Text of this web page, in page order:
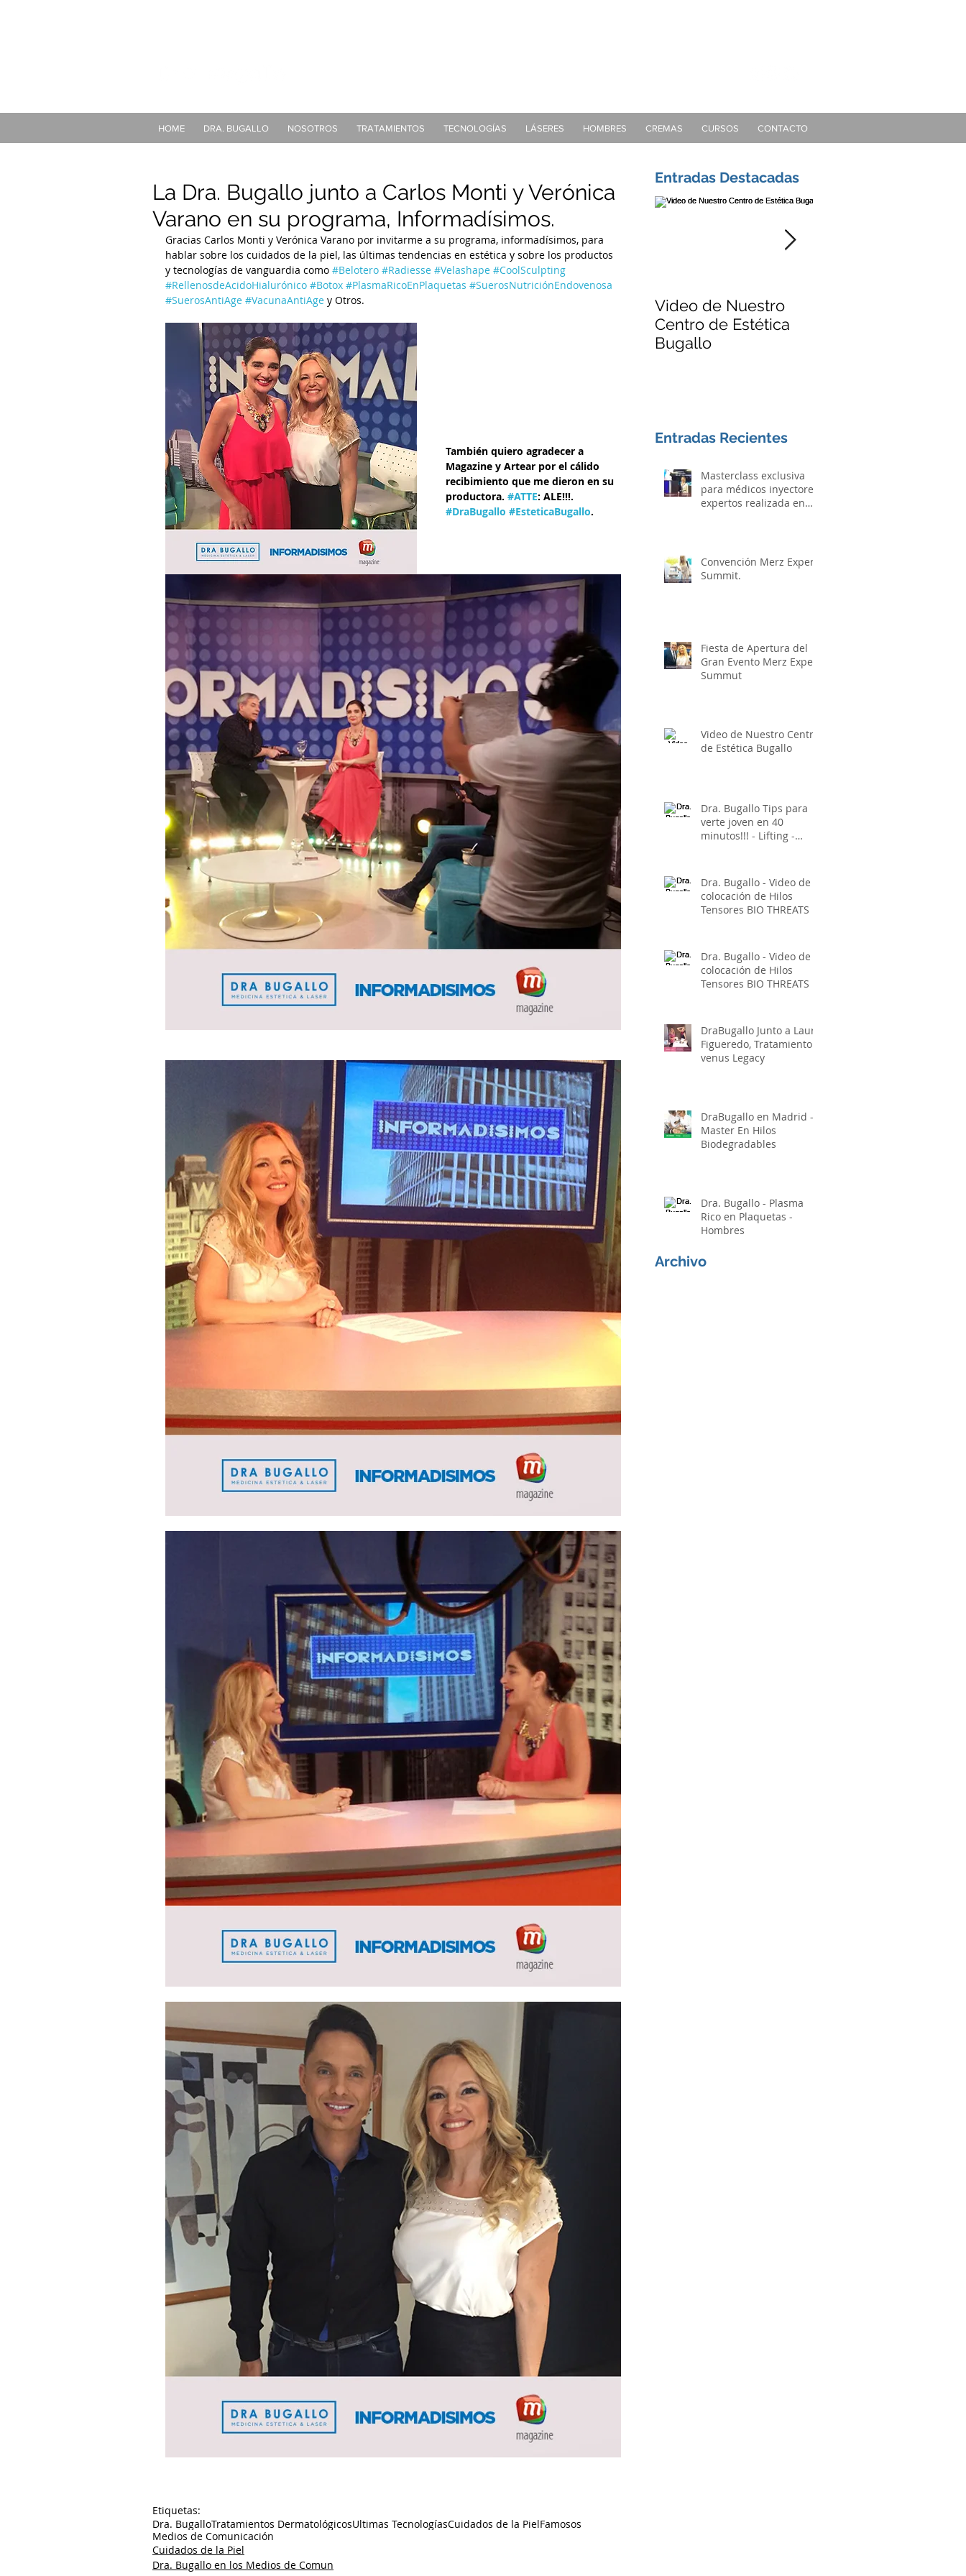
HOME DRA. BUGALLO NOSOTROS TRATAMIENTOS TECNOLOGÍAS LÁSERES HOMBRES CREMAS CURSOS CONTACTO
La Dra. Bugallo junto a Carlos Monti y Verónica
Varano en su programa, Informadísimos.
Gracias Carlos Monti y Verónica Varano por invitarme a su programa, informadísimos, para
hablar sobre los cuidados de la piel, las últimas tendencias en estética y sobre los productos
y tecnologías de vanguardia como #Belotero #Radiesse #Velashape #CoolSculpting
#RellenosdeAcidoHialurónico #Botox #PlasmaRicoEnPlaquetas #SuerosNutriciónEndovenosa
#SuerosAntiAge #VacunaAntiAge y Otros.
También quiero agradecer a
Magazine y Artear por el cálido
recibimiento que me dieron en su
productora. #ATTE: ALE!!!.
#DraBugallo #EsteticaBugallo.
Etiquetas:
Dra. BugalloTratamientos DermatológicosUltimas TecnologíasCuidados de la PielFamosos
Medios de Comunicación
Cuidados de la Piel
Dra. Bugallo en los Medios de Comun
Entradas Destacadas
Video de Nuestro
Centro de Estética
Bugallo
Entradas Recientes
Masterclass exclusiva
para médicos inyectores
expertos realizada en
Convención Merz Expert
Summit.
Fiesta de Apertura del
Gran Evento Merz Expert
Summut
Video de Nuestro Centro
de Estética Bugallo
Dra. Bugallo Tips para
verte joven en 40
minutos!!! - Lifting -
Dra. Bugallo - Video de
colocación de Hilos
Tensores BIO THREATS -
Dra. Bugallo - Video de
colocación de Hilos
Tensores BIO THREATS -
DraBugallo Junto a Laura
Figueredo, Tratamiento
venus Legacy
DraBugallo en Madrid -
Master En Hilos
Biodegradables
Dra. Bugallo - Plasma
Rico en Plaquetas -
Hombres
Archivo